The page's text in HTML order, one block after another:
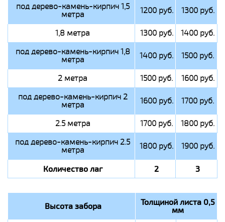
под дерево-камень-кирпич 1,5
метра 1200 руб. 1300 руб.
1,8 метра 1300 руб.
1400 руб.
под дерево-камень-кирпич 1,8
метра 1400 руб. 1500 руб.
2 метра 1500 руб.
1600 руб.
под дерево-камень-кирпич 2
метра 1600 руб. 1700 руб.
2.5 метра 1700 руб.
1800 руб.
под дерево-камень-кирпич 2.5
метра 1800 руб. 1900 руб.
Количество лаг 2 3
Высота забора Толщиной листа 0,5
мм